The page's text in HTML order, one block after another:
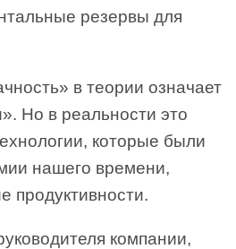
резервы для
в теории означает
Но в реальности это
которые были
нашего времени,
продуктивности.
компании,